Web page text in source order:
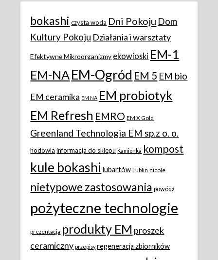
bokashi czysta woda Dni Pokoju Dom
Kultury Pokoju Działania i warsztaty
Efektywne Mikroorganizmy ekowioski EM-1
EM-NAEM-Ogród EM 5 EM bio
EM ceramika EM NA EM probiotyk
EM Refresh EMRO EM X Gold
Greenland Technologia EM sp.z o. o.
hodowla informacja do sklepu Kamionka kompost
kule bokashi lubartów Lublin nicole
nietypowe zastosowania powódż
pożyteczne technologie
prezentacja produkty EM proszek
ceramiczny przepisy regeneracja zbiorników